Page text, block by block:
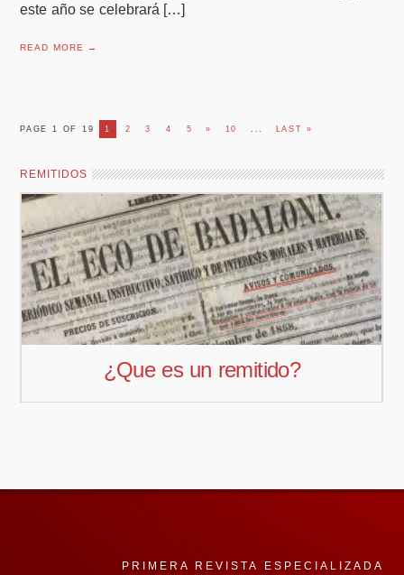
este año se celebrará […]
READ MORE →
PAGE 1 OF 19 1 2 3 4 5 » 10 LAST »
REMITIDOS
¿El Branded Contet es una técnica
PRIMERA REVISTA ESPECIALIZADA